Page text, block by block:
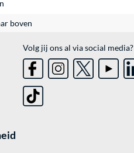
boven
Volg jij ons al via social media?